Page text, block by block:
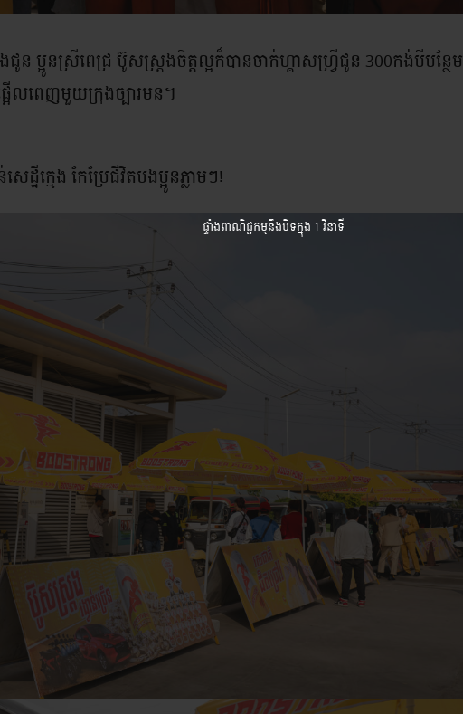
ន ប្អូនស្រីពេជ្រ ប៊ូសស្រ្តងចិត្តល្អក៏បានចាក់ហ្គាសហ្វ្រីជូន 300កង់បីបន្ថែម
លពេញមួយក្រុងច្បារមន។
ដ្ឋីក្មេង កែប្រែជីវិតបងប្អូនភ្លាមៗ!